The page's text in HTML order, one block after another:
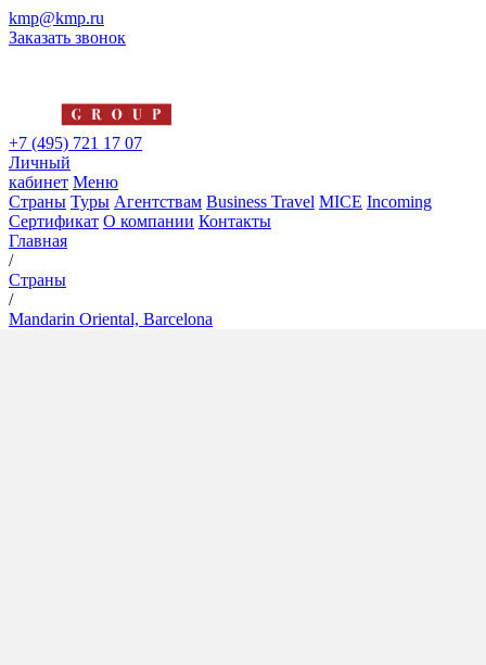
kmp@kmp.ru
Заказать звонок
+7 (495) 721 17 07
Личный
кабинет Меню
Страны Туры Агентствам Business Travel MICE Incoming
Сертификат О компании Контакты
Главная
/
Страны
/
Mandarin Oriental, Barcelona